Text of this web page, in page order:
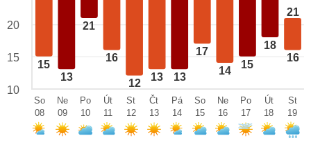
15
13
21
16
12
13 13
17
14
15
18
21
16
20
15
10
So
08
Ne
09
Po
10
Út
11
St
12
Čt
13
Pá
14
So
15
Ne
16
Po
17
Út
18
St
19